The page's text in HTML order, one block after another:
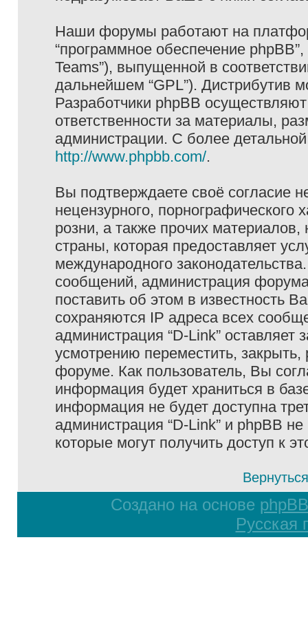
Наши форумы работают на
“программное обеспечение
Teams”), выпущенной в
дальнейшем “GPL”). Дистрибутив
Разработчики phpBB
ответственности за материалы,
администрации. С более
http://www.phpbb.com/.
Вы подтверждаете своё согласие
нецензурного, порнографического
розни, а также прочих
страны, которая предоставляет
международного
сообщений, администрация
поставить об этом в известность
сохраняются IP адреса всех
администрация “D-Link”
усмотрению переместить,
форуме. Как пользователь, Вы
информация будет храниться в
информация не будет доступна
администрация “D-Link” и phpBB
которые могут получить доступ к
Создано на основе phpBB
Русская